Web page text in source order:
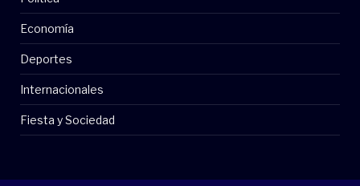
Economía
Deportes
Internacionales
Fiesta y Sociedad